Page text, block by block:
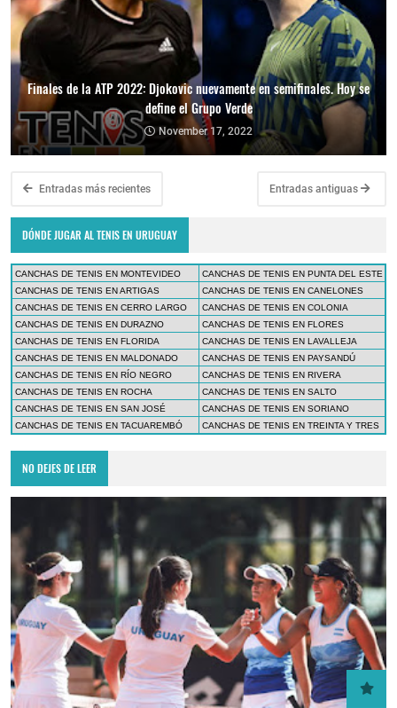
Finales de la ATP 2022: Djokovic nuevamente en semifinales. Hoy se
define el Grupo Verde
November 17, 2022
Entradas más recientes Entradas antiguas
DÓNDE JUGAR AL TENIS EN URUGUAY
CANCHAS DE TENIS EN MONTEVIDEO
CANCHAS DE TENIS EN PUNTA DEL ESTE
CANCHAS DE TENIS EN ARTIGAS
CANCHAS DE TENIS EN CANELONES
CANCHAS DE TENIS EN CERRO LARGO
CANCHAS DE TENIS EN COLONIA
CANCHAS DE TENIS EN DURAZNO
CANCHAS DE TENIS EN FLORES
CANCHAS DE TENIS EN FLORIDA
CANCHAS DE TENIS EN LAVALLEJA
CANCHAS DE TENIS EN MALDONADO
CANCHAS DE TENIS EN PAYSANDÚ
CANCHAS DE TENIS EN RÍO NEGRO
CANCHAS DE TENIS EN RIVERA
CANCHAS DE TENIS EN ROCHA
CANCHAS DE TENIS EN SALTO
CANCHAS DE TENIS EN SAN JOSÉ
CANCHAS DE TENIS EN SORIANO
CANCHAS DE TENIS EN TACUAREMBÓ
CANCHAS DE TENIS EN TREINTA Y TRES
NO DEJES DE LEER